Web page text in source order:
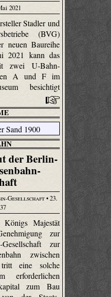
2021
Stadler und
(BVG)
neuen Baureihe
2021 kann das
zwei U-Bahn-
A und F im
besichtigt
der Berlin-
Gesellschaft• 23.
Majestät
zur
zur
zwischen
eine solche
erforderlichen
zum Bau